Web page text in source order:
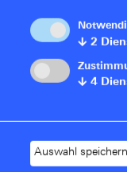
Produkt Info
↓ 2
↓ 4
Auswahl speichern